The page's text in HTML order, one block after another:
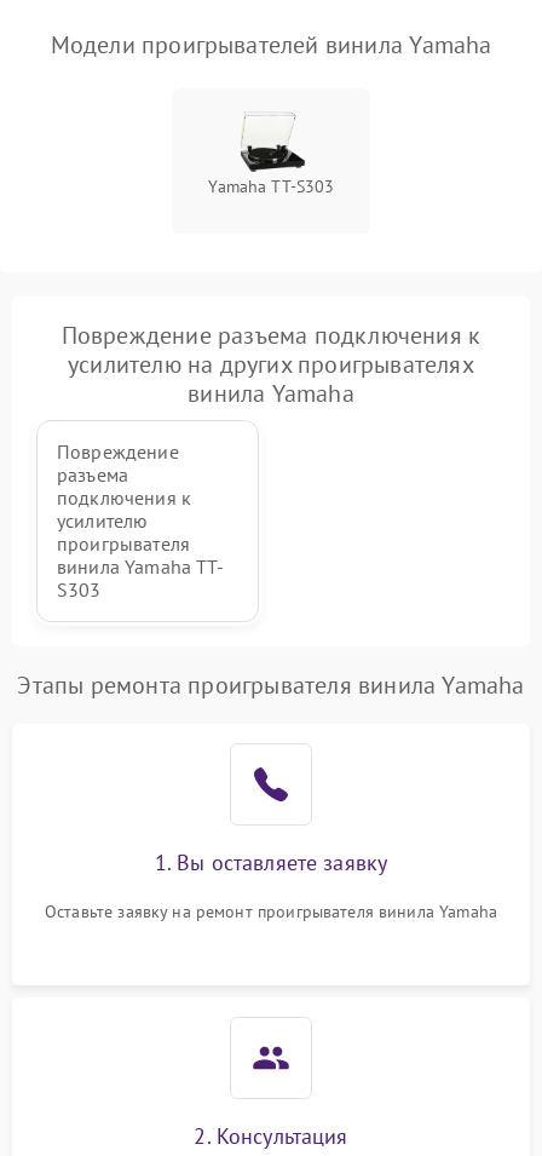
Модели проигрывателей винила Yamaha
Yamaha TT-S303
Повреждение разъема подключения к
усилителю на других проигрывателях
винила Yamaha
Повреждение
разъема
подключения к
усилителю
проигрывателя
винила Yamaha TT-
S303
Этапы ремонта проигрывателя винила Yamaha
1. Вы оставляете заявку
Оставьте заявку на ремонт проигрывателя винила Yamaha
2. Консультация